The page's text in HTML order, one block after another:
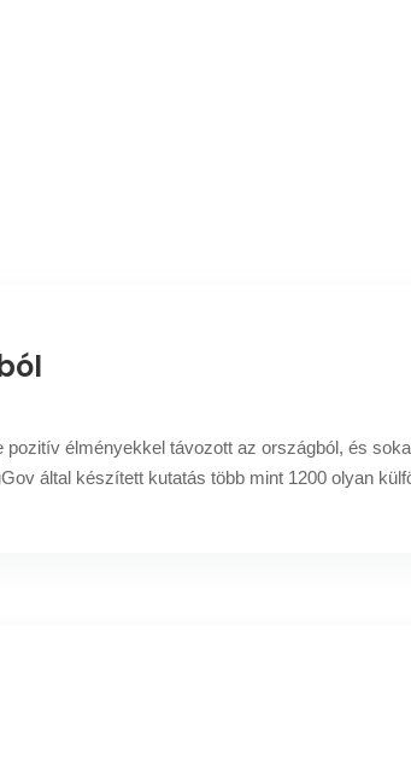
élményekkel távozott az országból, és
által készített kutatás több mint 1200 olyan